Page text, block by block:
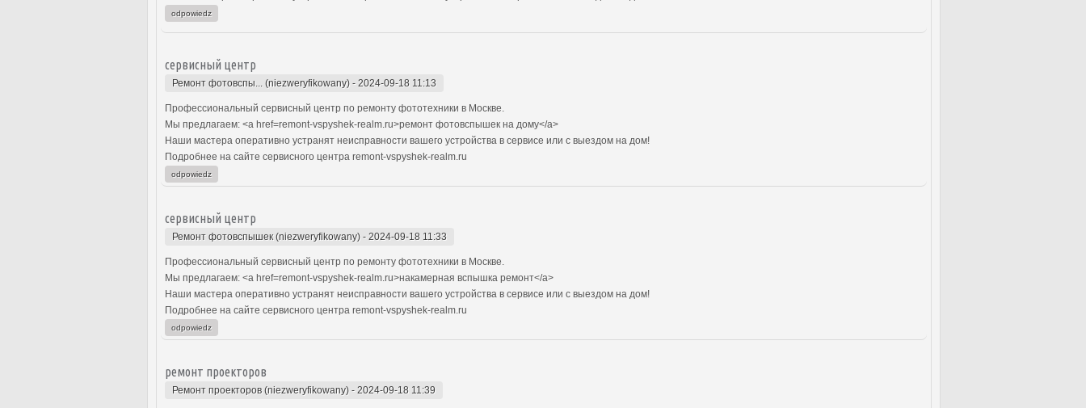
odpowiedz
сервисный центр
Ремонт фотовспы... (niezweryfikowany) - 2024-09-18 11:13
Профессиональный сервисный центр по ремонту фототехники в Москве.
Мы предлагаем: <a href=remont-vspyshek-realm.ru>ремонт фотовспышек на дому</a>
Наши мастера оперативно устранят неисправности вашего устройства в сервисе или с выездом на дом!
Подробнее на сайте сервисного центра remont-vspyshek-realm.ru
odpowiedz
сервисный центр
Ремонт фотовспышек (niezweryfikowany) - 2024-09-18 11:33
Профессиональный сервисный центр по ремонту фототехники в Москве.
Мы предлагаем: <a href=remont-vspyshek-realm.ru>накамерная вспышка ремонт</a>
Наши мастера оперативно устранят неисправности вашего устройства в сервисе или с выездом на дом!
Подробнее на сайте сервисного центра remont-vspyshek-realm.ru
odpowiedz
ремонт проекторов
Ремонт проекторов (niezweryfikowany) - 2024-09-18 11:39